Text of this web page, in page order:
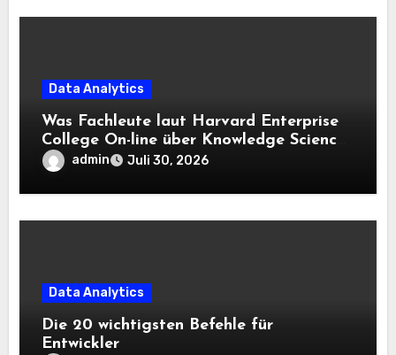
Data Analytics
Was Fachleute laut Harvard Enterprise
College On-line über Knowledge Science
und KI wissen sollten
admin Juli 30, 2026
Data Analytics
Die 20 wichtigsten Befehle für
Entwickler